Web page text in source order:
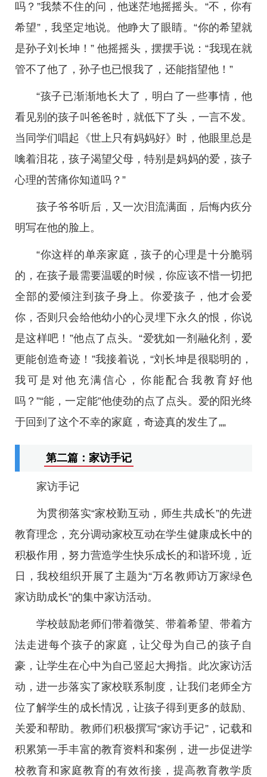
吗？”我禁不住的问，他迷茫地摇摇头。“不，你有
希望”，我坚定地说。他睁大了眼睛。“你的希望就
是孙子刘长坤！” 他摇摇头，摆摆手说：“我现在就
管不了他了，孙子也已恨我了，还能指望他！”
“孩子已渐渐地长大了，明白了一些事情，他
看见别的孩子叫爸爸时，就低下了头，一言不发。
当同学们唱起《世上只有妈妈好》时，他眼里总是
噙着泪花，孩子渴望父母，特别是妈妈的爱，孩子
心理的苦痛你知道吗？”
孩子爷爷听后，又一次泪流满面，后悔内疚分
明写在他的脸上。
“你这样的单亲家庭，孩子的心理是十分脆弱
的，在孩子最需要温暖的时候，你应该不惜一切把
全部的爱倾注到孩子身上。你爱孩子，他才会爱
你，否则只会给他幼小的心灵埋下永久的恨，你说
是这样吧！”他点了点头。“爱犹如一剂融化剂，爱
更能创造奇迹！”我接着说，“刘长坤是很聪明的，
我可是对他充满信心，你能配合我教育好他
吗？”“能，一定能”他使劲的点了点头。爱的阳光终
于回到了这个不幸的家庭，奇迹真的发生了„„
第二篇：家访手记
家访手记
为贯彻落实“家校勤互动，师生共成长”的先进
教育理念，充分调动家校互动在学生健康成长中的
积极作用，努力营造学生快乐成长的和谐环境，近
日，我校组织开展了主题为“万名教师访万家绿色
家访助成长”的集中家访活动。
学校鼓励老师们带着微笑、带着希望、带着方
法走进每个孩子的家庭，让父母为自己的孩子自
豪，让学生在心中为自己竖起大拇指。此次家访活
动，进一步落实了家校联系制度，让我们老师全方
位了解学生的成长情况，让孩子得到更多的鼓励、
关爱和帮助。教师们积极撰写“家访手记”，记载和
积累第一手丰富的教育资料和案例，进一步促进学
校教育和家庭教育的有效衔接，提高教育教学质